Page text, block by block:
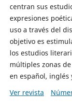
centran sus
expresiones
uso a través del
objetivo es
los estudios
múltiples zonas
en español, inglés
Ver revista